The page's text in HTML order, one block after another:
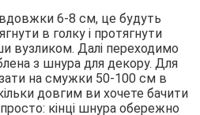
6-8 см, це будуть
в голку і протягнути
вузликом. Далі переходимо
з шнура для декору. Для
на смужки 50-100 см в
довгим ви хочете бачити
кінці шнура обережно